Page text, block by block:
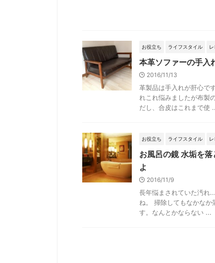
お役立ち ライフスタイル
本革ソファーの手入
2016/11/13
革製品は手入れが肝心で
れこれ悩みましたが布製
だし、合皮はこれまで使
お役立ち ライフスタイル
お風呂の鏡 水垢を
よ
2016/11/9
長年悩まされていた汚れ
ね。 掃除してもなかなか
す。なんとかならない ...